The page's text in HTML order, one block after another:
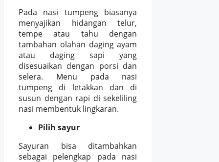
Pada nasi tumpeng biasanya
menyajikan hidangan telur,
tempe atau tahu dengan
tambahan olahan daging ayam
atau daging sapi yang
disesuaikan dengan porsi dan
selera. Menu pada nasi
tumpeng di letakkan dan di
susun dengan rapi di sekeliling
nasi membentuk lingkaran.
Pilih sayur
Sayuran bisa ditambahkan
sebagai pelengkap pada nasi